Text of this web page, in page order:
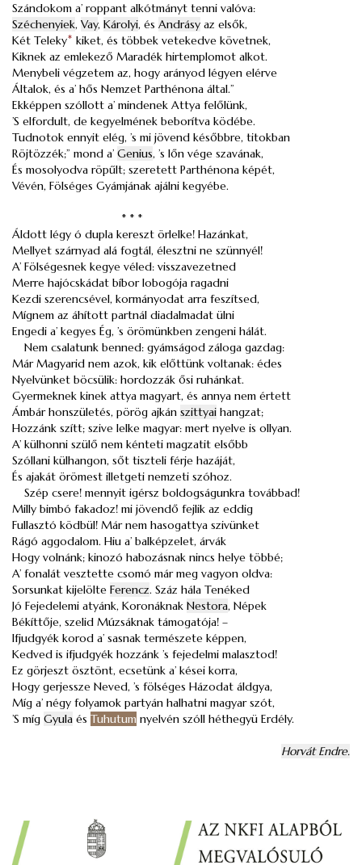
Szándokom a’ roppant alkótmányt tenni valóva:
Széchenyiek, Vay, Károlyi, és Andrásy az elsők,
Két Teleky* kiket, és többek vetekedve követnek,
Kiknek az emlekező Maradék hirtemplomot alkot.
Menybeli végzetem az, hogy arányod légyen elérve
Általok, és a’ hős Nemzet Parthénona által.”
Ekképpen szóllott a’ mindenek Attya felőlünk,
’S elfordult, de kegyelmének beborítva ködébe.
Tudnotok ennyit elég, ’s mi jövend későbbre, titokban
Röjtözzék;” mond a’ Genius, ’s lőn vége szavának,
És mosolyodva röpűlt; szeretett Parthénona képét,
Vévén, Fölséges Gyámjának ajálni kegyébe.
* * *
Áldott légy ó dupla kereszt örlelke! Hazánkat,
Mellyet szárnyad alá fogtál, élesztni ne szünnyél!
A’ Fölségesnek kegye véled: visszavezetned
Merre hajócskádat bíbor lobogója ragadni
Kezdi szerencsével, kormányodat arra feszítsed,
Mígnem az áhított partnál diadalmadat ülni
Engedi a’ kegyes Ég, ’s örömünkben zengeni hálát.
Nem csalatunk benned: gyámságod záloga gazdag:
Már Magyarid nem azok, kik előttünk voltanak: édes
Nyelvünket böcsülik: hordozzák ősi ruhánkat.
Gyermeknek kinek attya magyart, és annya nem értett
Ámbár honszületés, pörög ajkán szittyai hangzat;
Hozzánk szítt; szive lelke magyar: mert nyelve is ollyan.
A’ külhonni szülő nem kénteti magzatit elsőbb
Szóllani külhangon, sőt tiszteli férje hazáját,
És ajakát örömest illetgeti nemzeti szóhoz.
Szép csere! mennyit igérsz boldogságunkra továbbad!
Milly bimbó fakadoz! mi jövendő fejlik az eddig
Fullasztó ködbül! Már nem hasogattya szivünket
Rágó aggodalom. Hiu a’ balképzelet, árvák
Hogy volnánk; kinozó habozásnak nincs helye többé;
A’ fonalát vesztette csomó már meg vagyon oldva:
Sorsunkat kijelölte Ferencz. Száz hála Tenéked
Jó Fejedelemi atyánk, Koronáknak Nestora, Népek
Békíttője, szelid Múzsáknak támogatója! –
Ifjudgyék korod a’ sasnak természete képpen,
Kedved is ifjudgyék hozzánk ’s fejedelmi malasztod!
Ez görjeszt ösztönt, ecsetünk a’ kései korra,
Hogy gerjessze Neved, ’s fölséges Házodat áldgya,
Míg a’ négy folyamok partyán halhatni magyar szót,
’S míg Gyula és Tuhutum nyelvén szóll héthegyü Erdély.
Horvát Endre.